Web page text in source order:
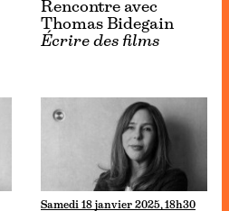
Rencontre avec
Thomas Bidegain
Écrire des films
Samedi 18 janvier 2025, 18h30